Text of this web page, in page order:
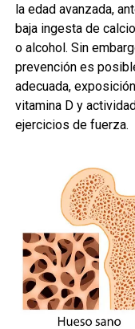
la edad avanzada,
baja ingesta de
o alcohol. Sin
prevención es
adecuada,
vitamina D y
ejercicios de fuerza.